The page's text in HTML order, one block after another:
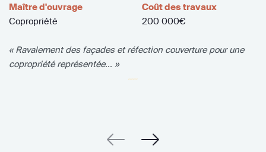
Maître d'ouvrage
Copropriété
Coût des travaux
200 000€
« Ravalement des façades et réfection couverture pour une
copropriété représentée... »